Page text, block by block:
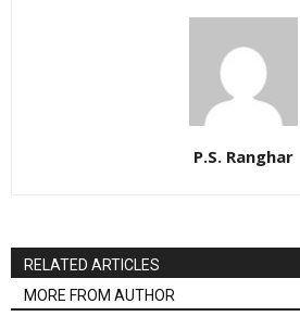
P.S. Ranghar
RELATED ARTICLES
MORE FROM AUTHOR